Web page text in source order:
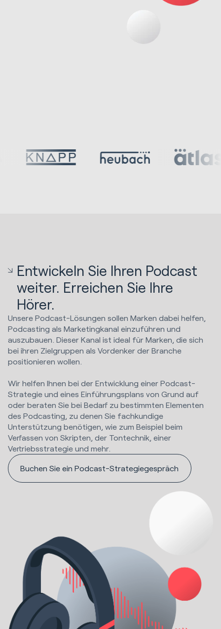
Entwickeln Sie Ihren Podcast
weiter. Erreichen Sie Ihre
Hörer.
Unsere Podcast-Lösungen sollen Marken dabei helfen,
Podcasting als Marketingkanal einzuführen und
auszubauen. Dieser Kanal ist ideal für Marken, die sich
bei ihren Zielgruppen als Vordenker der Branche
positionieren wollen.
Wir helfen Ihnen bei der Entwicklung einer Podcast-
Strategie und eines Einführungsplans von Grund auf
oder beraten Sie bei Bedarf zu bestimmten Elementen
des Podcasting, zu denen Sie fachkundige
Unterstützung benötigen, wie zum Beispiel beim
Verfassen von Skripten, der Tontechnik, einer
Vertriebsstrategie und mehr.
Buchen Sie ein Podcast-Strategiegespräch